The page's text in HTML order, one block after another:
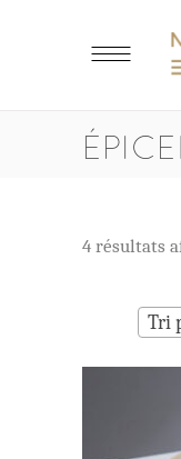
4 résultats
Tri